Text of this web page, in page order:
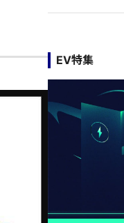
EV特集